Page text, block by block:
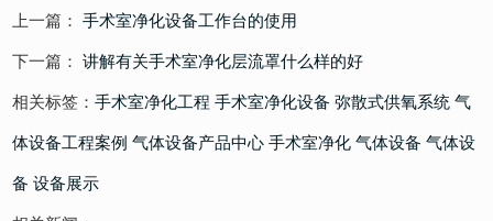
上一篇：手术室净化设备工作台的使用
下一篇：讲解有关手术室净化层流罩什么样的好
相关标签：手术室净化工程 手术室净化设备 弥散式供氧系统 气
体设备工程案例 气体设备产品中心 手术室净化 气体设备 气体设
备 设备展示